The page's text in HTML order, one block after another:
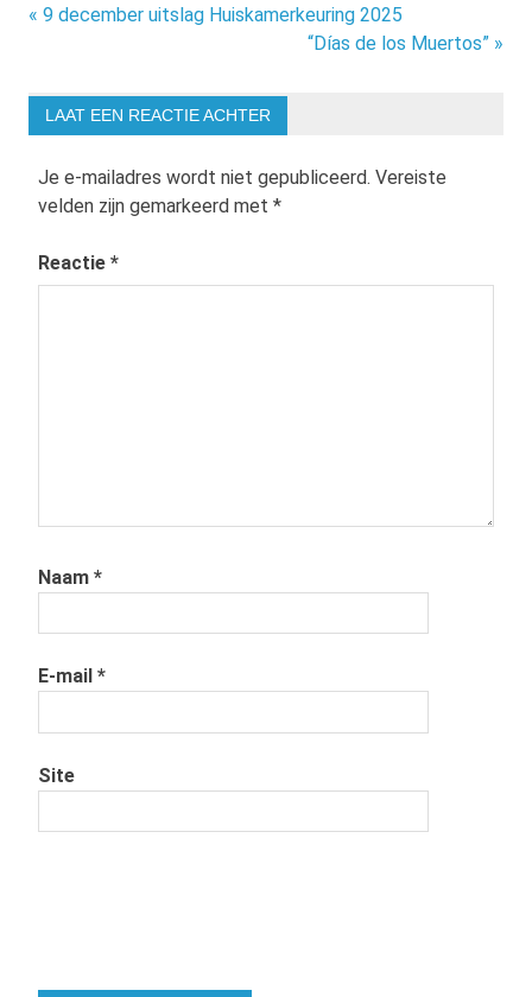
Bericht
« 9 december uitslag Huiskamerkeuring 2025
“Días de los Muertos” »
LAAT EEN REACTIE ACHTER
Je e-mailadres wordt niet gepubliceerd. Vereiste
velden zijn gemarkeerd met *
Reactie *
Naam *
E-mail *
Site